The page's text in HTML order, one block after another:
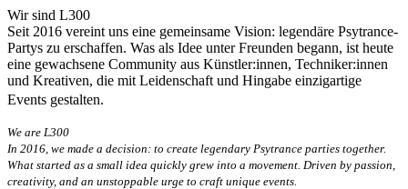
Wir sind L300
Seit 2016 vereint uns eine gemeinsame Vision: legendäre Psytrance-
Partys zu erschaffen. Was als Idee unter Freunden begann, ist heute
eine gewachsene Community aus Künstler:innen, Techniker:innen
und Kreativen, die mit Leidenschaft und Hingabe einzigartige
Events gestalten.
We are L300
In 2016, we made a decision: to create legendary Psytrance parties together.
What started as a small idea quickly grew into a movement. Driven by passion,
creativity, and an unstoppable urge to craft unique events.